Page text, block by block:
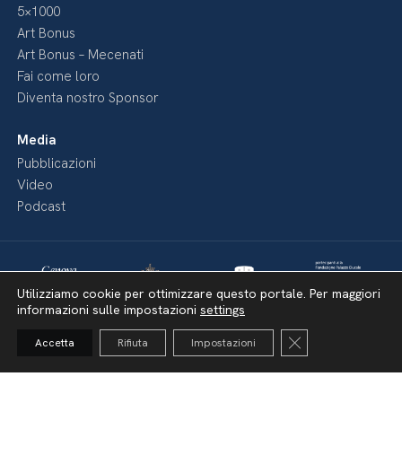
5×1000
Art Bonus
Art Bonus – Mecenati
Fai come loro
Diventa nostro Sponsor
Media
Pubblicazioni
Video
Podcast
Utilizziamo cookie per ottimizzare questo portale. Per maggiori
informazioni sulle impostazioni settings
Accetta Rifiuta Impostazioni Close GDPR